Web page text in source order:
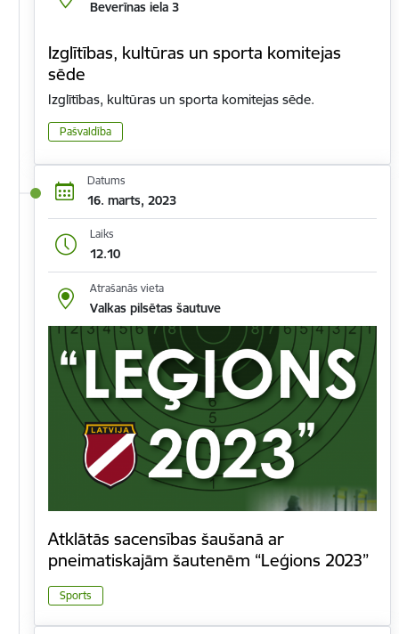
Beverīnas iela 3
Izglītības, kultūras un sporta komitejas
sēde
Izglītības, kultūras un sporta komitejas sēde.
Pašvaldība
Datums
16. marts, 2023
Laiks
12.10
Atrašanās vieta
Valkas pilsētas šautuve
Atklātās sacensības šaušanā ar
pneimatiskajām šautenēm “Leģions 2023”
Sports